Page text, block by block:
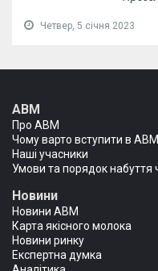
Четвер, 5 січня 2023
АВМ
Про АВМ
Чому варто вступити в АВМ
Наші учасники
Умови та порядок
Новини
Новини АВМ
Карта якісного молока
Новини ринку
Експертна думка